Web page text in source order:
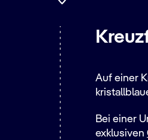
Auf einer
Bei einer
exklusiven